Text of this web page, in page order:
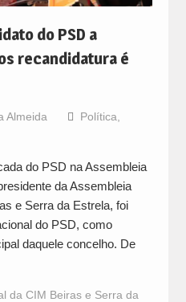
do PSD a
recandidatura é
Almeida Política
do PSD na Assembleia
da Assembleia
e Serra da Estrela, foi
do PSD, como
daquele concelho. De
da CIM Beiras e Serra da